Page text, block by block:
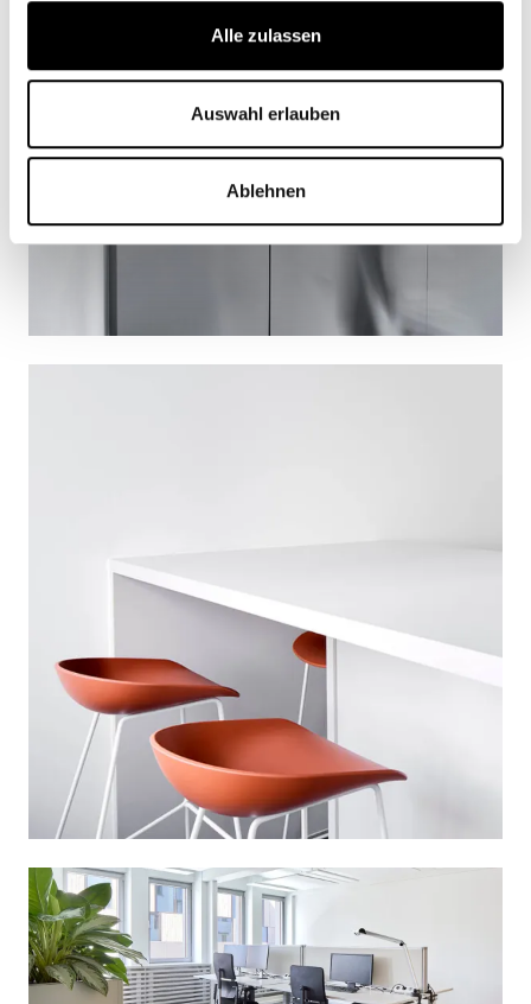
Alle zulassen
Auswahl erlauben
Ablehnen